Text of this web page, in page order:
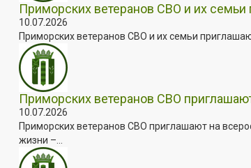
Приморских ветеранов СВО и их
10.07.2026
Приморских ветеранов СВО и их семьи
Приморских ветеранов СВО
10.07.2026
Приморских ветеранов СВО приглашают на
жизни –...